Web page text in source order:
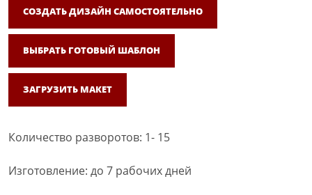
СОЗДАТЬ ДИЗАЙН САМОСТОЯТЕЛЬНО
ВЫБРАТЬ ГОТОВЫЙ ШАБЛОН
ЗАГРУЗИТЬ МАКЕТ
Количество разворотов: 1- 15
Изготовление: до 7 рабочих дней